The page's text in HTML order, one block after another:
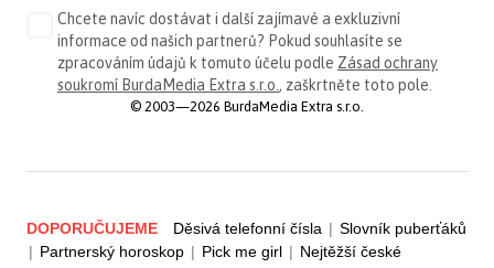
Chcete navíc dostávat i další zajímavé a exkluzivní
informace od našich partnerů? Pokud souhlasíte se
zpracováním údajů k tomuto účelu podle Zásad ochrany
soukromí BurdaMedia Extra s.r.o. , zaškrtněte toto pole.
© 2003—2026 BurdaMedia Extra s.r.o.
DOPORUČUJEME Děsivá telefonní čísla | Slovník puberťáků
| Partnerský horoskop | Pick me girl | Nejtěžší české